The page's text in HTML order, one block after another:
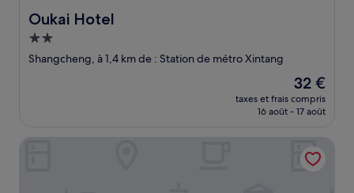
Oukai Hotel
Oukai Hotel
Hébergement
2.0 étoiles
Shangcheng, à 1,4 km de : Station de métro Xintang
Le
nouveau
prix
de
32 €
32 €
taxes et frais compris
16 août - 17 août